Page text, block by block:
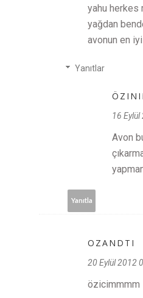
yahu herkes
yağdan
avonun en
Yanıtlar
16
Avon
Yanıtla
OZANDTI
20 Eylül 2012
özicimmmm